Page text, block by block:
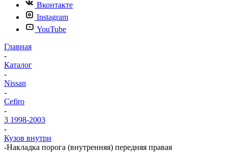
Вконтакте
Instagram
YouTube
Главная
-
Каталог
-
Nissan
-
Cefiro
-
3 1998-2003
-
Кузов внутри
-Накладка порога (внутренняя) передняя правая